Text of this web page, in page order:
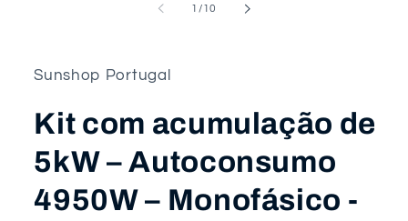
1 /de
10
Sunshop Portugal
Kit com acumulação de
5kW – Autoconsumo
4950W – Monofásico -